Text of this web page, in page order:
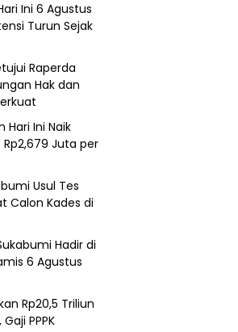
Ini 6 Agustus
Turun Sejak
Raperda
Hak dan
Hari Ini Naik
Juta per
Usul Tes
Calon Kades di
Hadir di
6 Agustus
Rp20,5 Triliun
PPPK